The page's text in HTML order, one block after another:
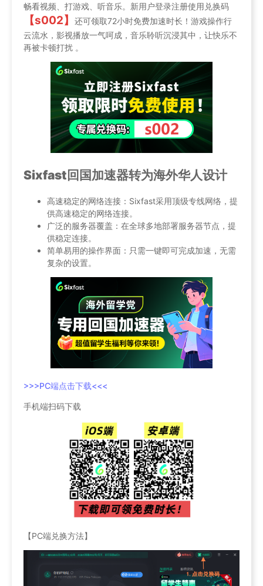
畅看视频、打游戏、听音乐。新用户登录注册使用兑换码
【s002】
还可领取72小时免费加速时长！游戏操作行
云流水，影视播放一气呵成，音乐聆听沉浸其中，让快乐不
再被卡顿打扰 。
Sixfast回国加速器转为海外华人设计
高速稳定的网络连接：Sixfast采用顶级专线网络，提
供高速稳定的网络连接。
广泛的服务器覆盖：在全球多地部署服务器节点，提
供稳定连接。
简单易用的操作界面：只需一键即可完成加速，无需
复杂的设置。
>>>PC端点击下载<<<
手机端扫码下载
【PC端兑换方法】